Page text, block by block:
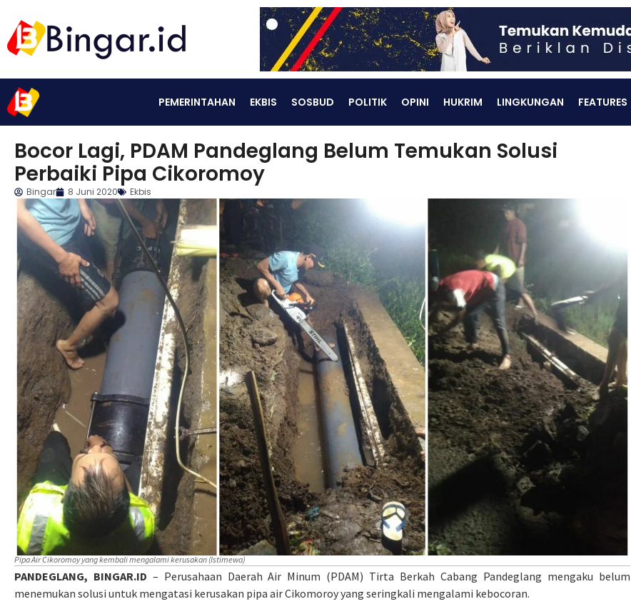
PEMERINTAHAN EKBIS SOSBUD POLITIK OPINI HUKRIM LINGKUNGAN FEATURES
Bocor Lagi, PDAM Pandeglang Belum Temukan Solusi
Perbaiki Pipa Cikoromoy
Bingar 8 Juni 2020 Ekbis
Pipa Air Cikoromoy yang kembali mengalami kerusakan (Istimewa)
PANDEGLANG, BINGAR.ID – Perusahaan Daerah Air Minum (PDAM) Tirta Berkah Cabang Pandeglang mengaku belum
menemukan solusi untuk mengatasi kerusakan pipa air Cikomoroy yang seringkali mengalami kebocoran.